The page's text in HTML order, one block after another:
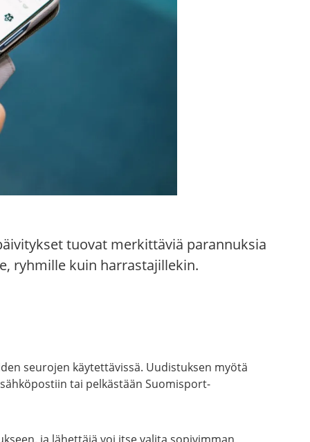
tuovat merkittäviä parannuksia
ryhmille kuin harrastajillekin.
seurojen käytettävissä. Uudistuksen myötä
tai pelkästään Suomisport-